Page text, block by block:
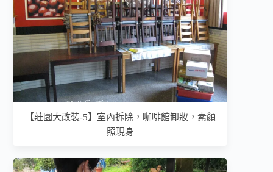
【莊園大改裝-5】室內拆除，咖啡館卸妝，素顏
照現身